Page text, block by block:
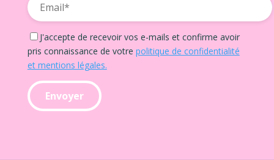
J'accepte de recevoir vos e-mails et confirme avoir
pris connaissance de votre politique de confidentialité
et mentions légales.